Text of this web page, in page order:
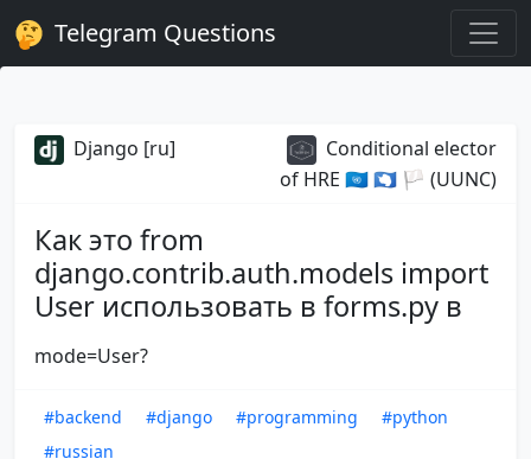
Telegram Questions
Django [ru]
Conditional elector
of HRE 🇺🇳 🇦🇶 🏳 (UUNC)
Как это from
django.contrib.auth.models import
User использовать в forms.py в
mode=User?
#backend #django #programming
#python
#russian